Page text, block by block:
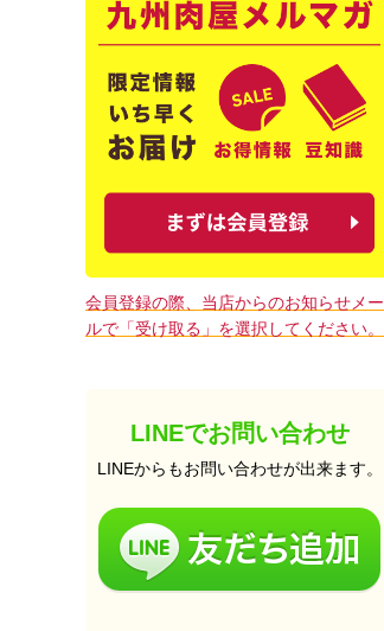
会員登録の際、当店からのお知らせメー
ルで「受け取る」を選択してください。
LINEでお問い合わせ
LINEからもお問い合わせが出来ます。